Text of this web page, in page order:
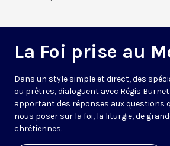
La Foi prise au
Dans un style simple et direct, des
ou prêtres, dialoguent avec Régis
apportant des réponses aux questions
nous poser sur la foi, la liturgie, de
chrétiennes.